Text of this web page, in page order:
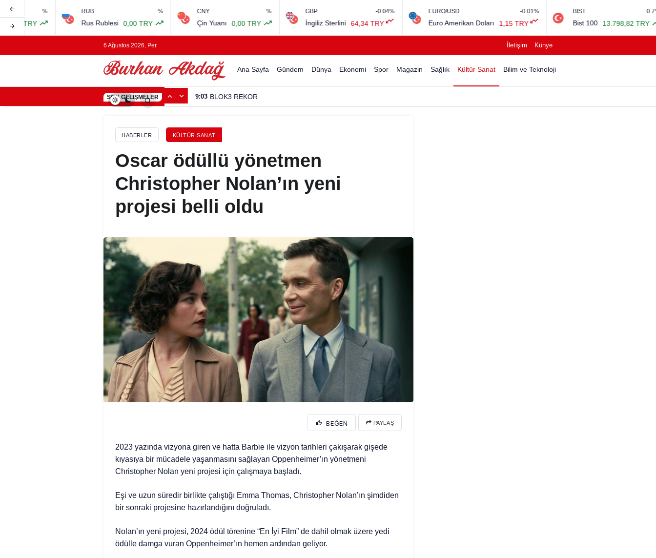
%
Rus Rublesi 0,00 TRY Çin Yuanı 0,00 TRY İngiliz Sterlini 64,34 TRY
EURO/USD
Euro Amerikan Doları 1,15 TRY Bist 100 13.798,82 TRY
6 Ağustos 2026, Per İletişim Künye
Ana Sayfa Gündem Dünya Ekonomi Spor Magazin Sağlık Kültür Sanat Bilim ve Teknoloji
SON GELIŞMELER
BLOK3 REKOR
HABERLER KÜLTÜR SANAT
Oscar ödüllü yönetmen
Christopher Nolan’ın yeni
projesi belli oldu
BEĞEN PAYLAŞ
2023 yazında vizyona giren ve hatta Barbie ile vizyon tarihleri çakışarak gişede
kıyasıya bir mücadele yaşanmasını sağlayan Oppenheimer’ın yönetmeni
Christopher Nolan yeni projesi için çalışmaya başladı.
Eşi ve uzun süredir birlikte çalıştığı Emma Thomas, Christopher Nolan’ın şimdiden
bir sonraki projesine hazırlandığını doğruladı.
Nolan’ın yeni projesi, 2024 ödül törenine “En İyi Film” de dahil olmak üzere yedi
ödülle damga vuran Oppenheimer’ın hemen ardından geliyor.